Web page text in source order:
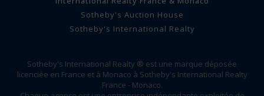
Sotheby's Auction House
Sotheby's International Realty
Sotheby's International Realty ® est une marque déposée
licenciée en France et à Monaco à Sotheby's International Realty
France - Monaco.